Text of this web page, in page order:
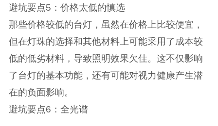
避坑要点5：价格太低的慎选
那些价格较低的台灯，虽然在价格上比较便宜，
但在灯珠的选择和其他材料上可能采用了成本较
低的低劣材料，导致照明效果欠佳。这不仅影响
了台灯的基本功能，还有可能对视力健康产生潜
在的负面影响。
避坑要点6：全光谱